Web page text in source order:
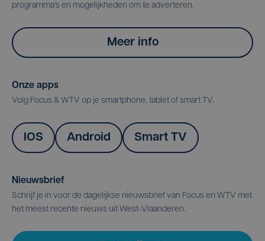
programma's en mogelijkheden om te adverteren.
Meer info
Onze apps
Volg Focus & WTV op je smartphone, tablet of smart TV.
IOS Android Smart TV
Nieuwsbrief
Schrijf je in voor de dagelijkse nieuwsbrief van Focus en WTV met
het meest recente nieuws uit West-Vlaanderen.